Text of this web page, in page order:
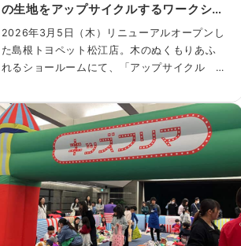
の生地をアップサイクルするワークショ
ップを開催！
2026年3月5日（木）リニューアルオープンし
た島根トヨペット松江店。木のぬくもりあふ
れるショールームにて、「アップサイクル
た。